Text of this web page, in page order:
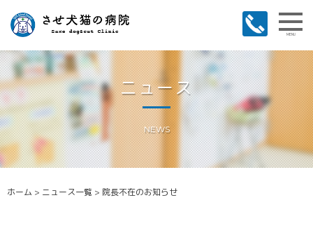
MENU
ニュース
NEWS
ホーム > ニュース一覧 > 院長不在のお知らせ